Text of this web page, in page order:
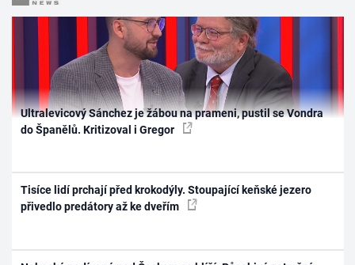
Ultralevicový Sánchez je žábou na prameni, pustil se Vondra
do Španělů. Kritizoval i Gregor
Tisíce lidí prchají před krokodýly. Stoupající keňské jezero
přivedlo predátory až ke dveřím